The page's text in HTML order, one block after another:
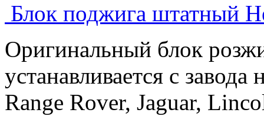
Блок поджига штатный
Оригинальный блок
устанавливается с
Range Rover, Jaguar,